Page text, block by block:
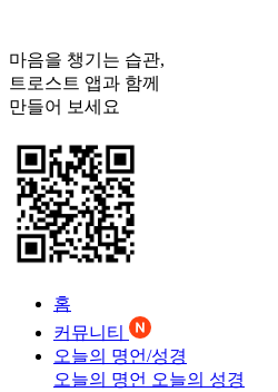
마음을 챙기는 습관,
트로스트 앱과 함께
만들어 보세요
홈
커뮤니티
오늘의 명언/성경
오늘의 명언 오늘의 성경